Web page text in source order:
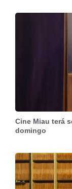
Cine Miau terá
domingo